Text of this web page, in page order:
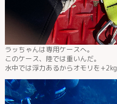
ラッちゃんは専用ケースへ。
このケース、陸では重いんだ。
水中では浮力あるからオモリを+2kg